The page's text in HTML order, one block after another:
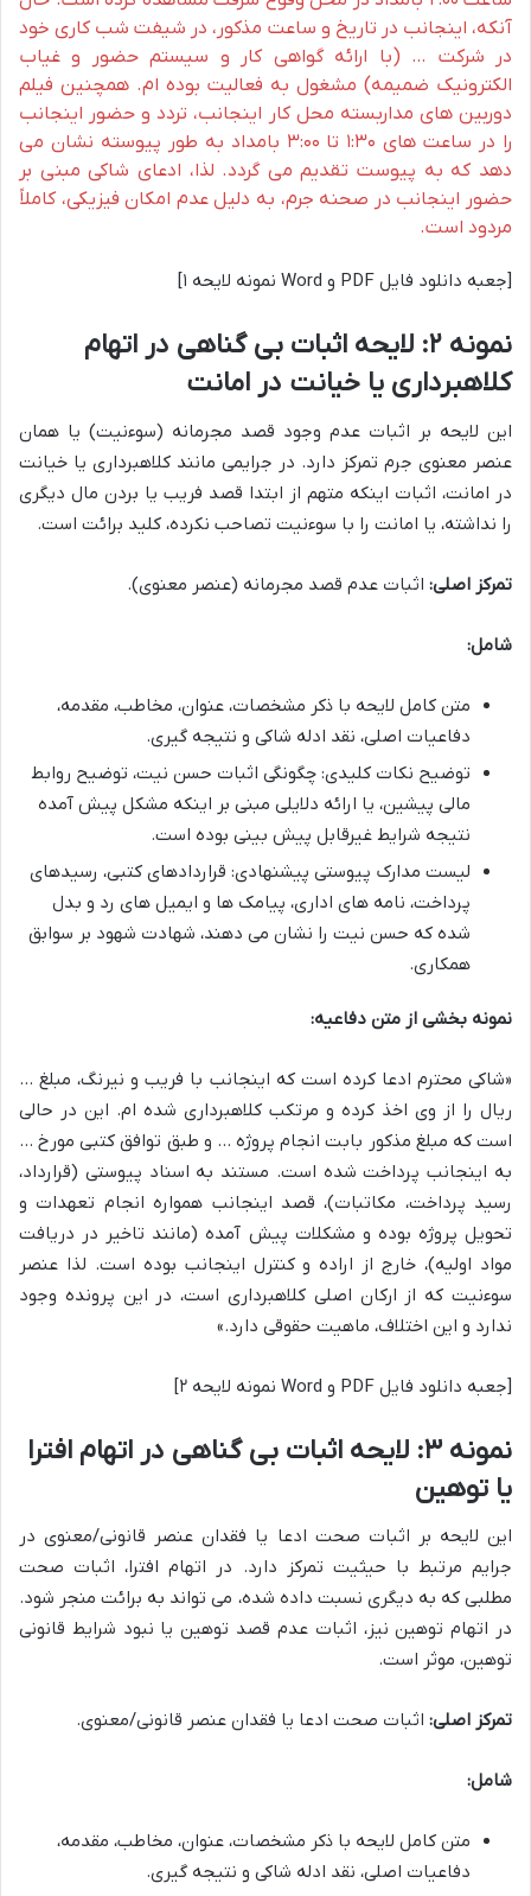
آنکه، اینجانب در تاریخ و ساعت مذکور، در شیفت شب کاری خود
در شرکت … (با ارائه گواهی کار و سیستم حضور و غیاب
الکترونیک ضمیمه) مشغول به فعالیت بوده ام. همچنین فیلم
دوربین های مداربسته محل کار اینجانب، تردد و حضور اینجانب
را در ساعت های ۱:۳۰ تا ۳:۰۰ بامداد به طور پیوسته نشان می
دهد که به پیوست تقدیم می گردد. لذا، ادعای شاکی مبنی بر
حضور اینجانب در صحنه جرم، به دلیل عدم امکان فیزیکی، کاملاً
مردود است.
[جعبه دانلود فایل PDF و Word نمونه لایحه ۱]
نمونه ۲: لایحه اثبات بی گناهی در اتهام
کلاهبرداری یا خیانت در امانت
این لایحه بر اثبات عدم وجود قصد مجرمانه (سوءنیت) یا همان
عنصر معنوی جرم تمرکز دارد. در جرایمی مانند کلاهبرداری یا خیانت
در امانت، اثبات اینکه متهم از ابتدا قصد فریب یا بردن مال دیگری
را نداشته، یا امانت را با سوءنیت تصاحب نکرده، کلید برائت است.
تمرکز اصلی: اثبات عدم قصد مجرمانه (عنصر معنوی).
شامل:
متن کامل لایحه با ذکر مشخصات، عنوان، مخاطب، مقدمه،
دفاعیات اصلی، نقد ادله شاکی و نتیجه گیری.
توضیح نکات کلیدی: چگونگی اثبات حسن نیت، توضیح روابط
مالی پیشین، یا ارائه دلایلی مبنی بر اینکه مشکل پیش آمده
نتیجه شرایط غیرقابل پیش بینی بوده است.
لیست مدارک پیوستی پیشنهادی: قراردادهای کتبی، رسیدهای
پرداخت، نامه های اداری، پیامک ها و ایمیل های رد و بدل
شده که حسن نیت را نشان می دهند، شهادت شهود بر سوابق
همکاری.
نمونه بخشی از متن دفاعیه:
«شاکی محترم ادعا کرده است که اینجانب با فریب و نیرنگ، مبلغ …
ریال را از وی اخذ کرده و مرتکب کلاهبرداری شده ام. این در حالی
است که مبلغ مذکور بابت انجام پروژه … و طبق توافق کتبی مورخ …
به اینجانب پرداخت شده است. مستند به اسناد پیوستی (قرارداد،
رسید پرداخت، مکاتبات)، قصد اینجانب همواره انجام تعهدات و
تحویل پروژه بوده و مشکلات پیش آمده (مانند تاخیر در دریافت
مواد اولیه)، خارج از اراده و کنترل اینجانب بوده است. لذا عنصر
سوءنیت که از ارکان اصلی کلاهبرداری است، در این پرونده وجود
ندارد و این اختلاف، ماهیت حقوقی دارد.»
[جعبه دانلود فایل PDF و Word نمونه لایحه ۲]
نمونه ۳: لایحه اثبات بی گناهی در اتهام افترا
یا توهین
این لایحه بر اثبات صحت ادعا یا فقدان عنصر قانونی/معنوی در
جرایم مرتبط با حیثیت تمرکز دارد. در اتهام افترا، اثبات صحت
مطلبی که به دیگری نسبت داده شده، می تواند به برائت منجر شود.
در اتهام توهین نیز، اثبات عدم قصد توهین یا نبود شرایط قانونی
توهین، موثر است.
تمرکز اصلی: اثبات صحت ادعا یا فقدان عنصر قانونی/معنوی.
شامل:
متن کامل لایحه با ذکر مشخصات، عنوان، مخاطب، مقدمه،
دفاعیات اصلی، نقد ادله شاکی و نتیجه گیری.